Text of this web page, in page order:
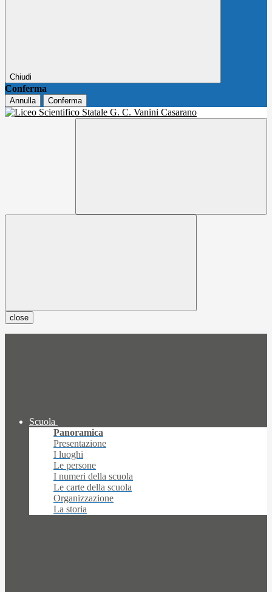
Chiudi
Conferma
Annulla Conferma
close
Scuola
Panoramica
Presentazione
I luoghi
Le persone
I numeri della scuola
Le carte della scuola
Organizzazione
La storia